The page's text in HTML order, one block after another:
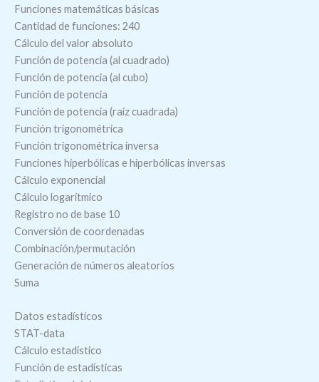
Funciones matemáticas básicas
Cantidad de funciones: 240
Cálculo del valor absoluto
Función de potencia (al cuadrado)
Función de potencia (al cubo)
Función de potencia
Función de potencia (raíz cuadrada)
Función trigonométrica
Función trigonométrica inversa
Funciones hiperbólicas e hiperbólicas inversas
Cálculo exponencial
Cálculo logarítmico
Registro no de base 10
Conversión de coordenadas
Combinación/permutación
Generación de números aleatorios
Suma
Datos estadísticos
STAT-data
Cálculo estadístico
Función de estadísticas